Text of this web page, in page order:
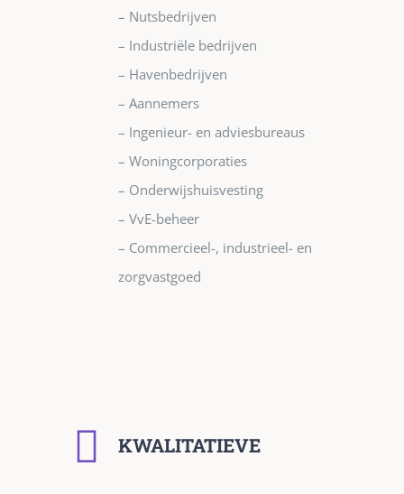
– Nutsbedrijven
– Industriële bedrijven
– Havenbedrijven
– Aannemers
– Ingenieur- en adviesbureaus
– Woningcorporaties
– Onderwijshuisvesting
– VvE-beheer
– Commercieel-, industrieel- en
zorgvastgoed
KWALITATIEVE